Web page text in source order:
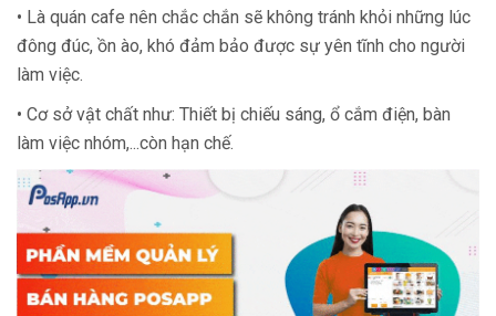
• Là quán cafe nên chắc chắn sẽ không tránh khỏi những lúc
đông đúc, ồn ào, khó đảm bảo được sự yên tĩnh cho người
làm việc.
• Cơ sở vật chất như: Thiết bị chiếu sáng, ổ cắm điện, bàn
làm việc nhóm,...còn hạn chế.